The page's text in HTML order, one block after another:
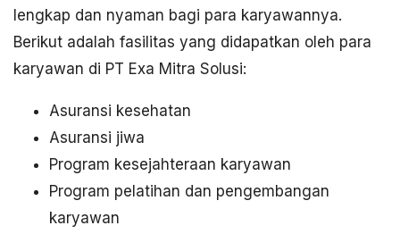
lengkap dan nyaman bagi para karyawannya.
Berikut adalah fasilitas yang didapatkan oleh para
karyawan di PT Exa Mitra Solusi:
Asuransi kesehatan
Asuransi jiwa
Program kesejahteraan karyawan
Program pelatihan dan pengembangan
karyawan